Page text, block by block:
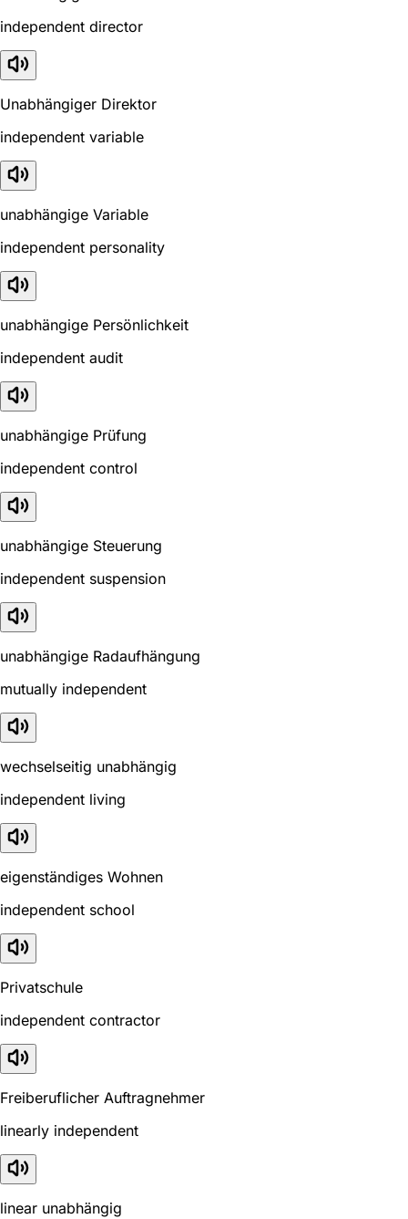
independent director
Unabhängiger Direktor
independent variable
unabhängige Variable
independent personality
unabhängige Persönlichkeit
independent audit
unabhängige Prüfung
independent control
unabhängige Steuerung
independent suspension
unabhängige Radaufhängung
mutually independent
wechselseitig unabhängig
independent living
eigenständiges Wohnen
independent school
Privatschule
independent contractor
Freiberuflicher Auftragnehmer
linearly independent
linear unabhängig